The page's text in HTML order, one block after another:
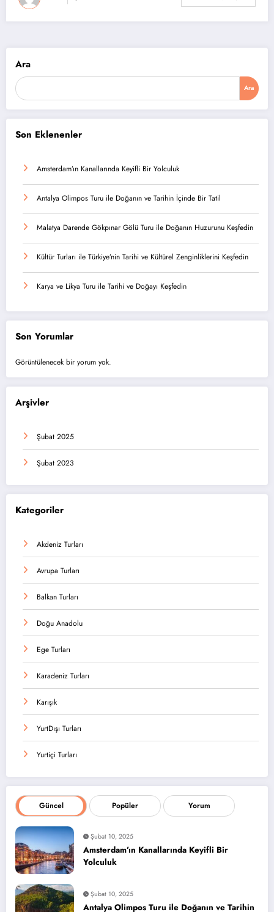
Ara
Ara
Son Eklenenler
Amsterdam’ın Kanallarında Keyifli Bir Yolculuk
Antalya Olimpos Turu ile Doğanın ve Tarihin İçinde Bir Tatil
Malatya Darende Gökpınar Gölü Turu ile Doğanın Huzurunu Keşfedin
Kültür Turları ile Türkiye’nin Tarihi ve Kültürel Zenginliklerini Keşfedin
Karya ve Likya Turu ile Tarihi ve Doğayı Keşfedin
Son Yorumlar
Görüntülenecek bir yorum yok.
Arşivler
Şubat 2025
Şubat 2023
Kategoriler
Akdeniz Turları
Avrupa Turları
Balkan Turları
Doğu Anadolu
Ege Turları
Karadeniz Turları
Karışık
YurtDışı Turları
Yurtiçi Turları
Güncel Popüler Yorum
Şubat 10, 2025
Amsterdam’ın Kanallarında Keyifli Bir
Yolculuk
Şubat 10, 2025
Antalya Olimpos Turu ile Doğanın ve Tarihin